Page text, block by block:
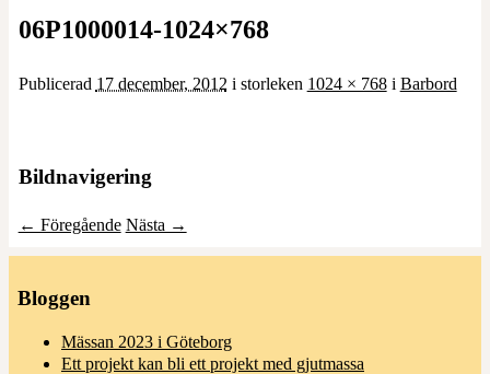
06P1000014-1024×768
Publicerad 17 december, 2012 i storleken 1024 × 768i Barbord
Bildnavigering
← Föregående Nästa →
Bloggen
Mässan 2023 i Göteborg
Ett projekt kan bli ett projekt med gjutmassa